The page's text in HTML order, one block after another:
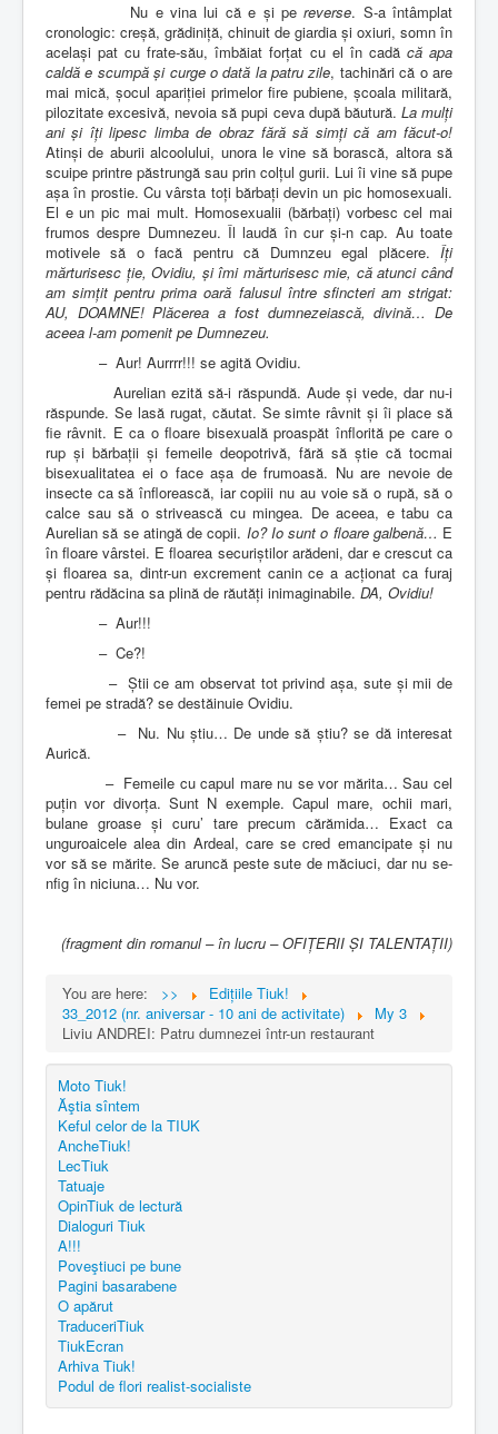
Nu e vina lui că e și pereverse. S-a întâmplat
cronologic: creșă, grădiniță, chinuit de giardia și oxiuri, somn în
același pat cu frate-său, îmbăiat forțat cu el în cadă că apa
caldă e scumpă și curge o dată la patru zile, tachinări că o are
mai mică, șocul apariției primelor fire pubiene, școala militară,
pilozitate excesivă, nevoia să pupi ceva după băutură. La mulți
ani și îți lipesc limba de obraz fără să simți că am făcut-o!
Atinși de aburii alcoolului, unora le vine să borască, altora să
scuipe printre păstrungă sau prin colțul gurii. Lui îi vine să pupe
așa în prostie. Cu vârsta toți bărbați devin un pic homosexuali.
El e un pic mai mult. Homosexualii (bărbați) vorbesc cel mai
frumos despre Dumnezeu. Îl laudă în cur și-n cap. Au toate
motivele să o facă pentru că Dumnzeu egal plăcere. Îți
mărturisesc ție, Ovidiu, și îmi mărturisesc mie, că atunci când
am simțit pentru prima oară falusul între sfincteri am strigat:
AU, DOAMNE! Plăcerea a fost dumnezeiască, divină… De
aceea l-am pomenit pe Dumnezeu.
– Aur! Aurrrr!!! se agită Ovidiu.
Aurelian ezită să-i răspundă. Aude și vede, dar nu-i
răspunde. Se lasă rugat, căutat. Se simte râvnit și îi place să
fie râvnit. E ca o floare bisexuală proaspăt înflorită pe care o
rup și bărbații și femeile deopotrivă, fără să știe că tocmai
bisexualitatea ei o face așa de frumoasă. Nu are nevoie de
insecte ca să înflorească, iar copiii nu au voie să o rupă, să o
calce sau să o strivească cu mingea. De aceea, e tabu ca
Aurelian să se atingă de copii. Io? Io sunt o floare galbenă… E
în floare vârstei. E floarea securiștilor arădeni, dar e crescut ca
și floarea sa, dintr-un excrement canin ce a acționat ca furaj
pentru rădăcina sa plină de răutăți inimaginabile. DA, Ovidiu!
– Aur!!!
– Ce?!
– Știi ce am observat tot privind așa, sute și mii de
femei pe stradă? se destăinuie Ovidiu.
–
Nu. Nu știu… De unde să știu? se dă interesat
Aurică.
– Femeile cu capul mare nu se vor mărita… Sau cel
puțin vor divorța. Sunt N exemple. Capul mare, ochii mari,
bulane groase și curu’ tare precum cărămida… Exact ca
unguroaicele alea din Ardeal, care se cred emancipate și nu
vor să se mărite. Se aruncă peste sute de măciuci, dar nu se-
nfig în niciuna… Nu vor.
(fragment din romanul – în lucru – OFIȚERII ȘI TALENTAȚII)
You are here: >>
Edițiile Tiuk!
33_2012 (nr. aniversar - 10 ani de activitate)
My 3
Liviu ANDREI: Patru dumnezei într-un restaurant
Moto Tiuk!
Ăştia sîntem
Keful celor de la TIUK
AncheTiuk!
LecTiuk
Tatuaje
OpinTiuk de lectură
Dialoguri Tiuk
A!!!
Poveştiuci pe bune
Pagini basarabene
O apărut
TraduceriTiuk
TiukEcran
Arhiva Tiuk!
Podul de flori realist-socialiste